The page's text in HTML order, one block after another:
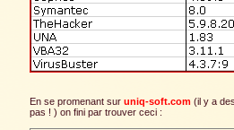
En se promenant sur uniq-soft.com (il y a
pas ! ) on fini par trouver ceci :